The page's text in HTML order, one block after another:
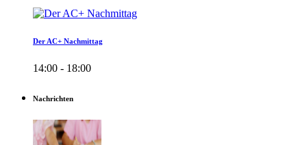
Der AC+ Nachmittag
14:00 - 18:00
Nachrichten